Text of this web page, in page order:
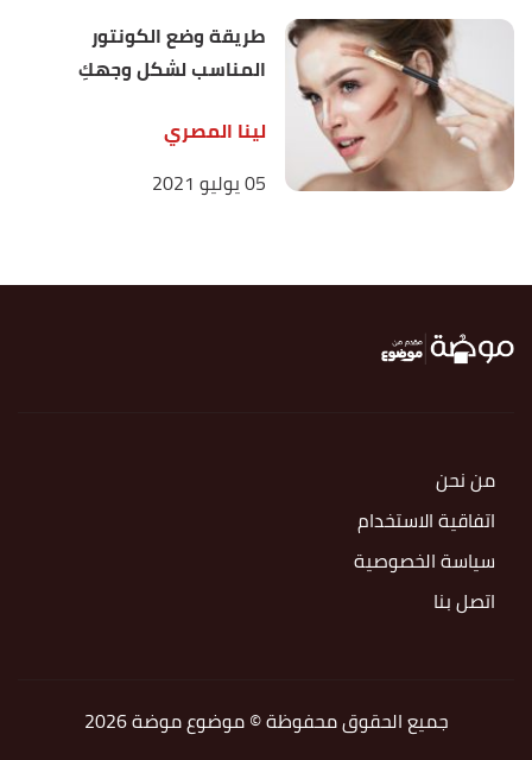
طريقة وضع الكونتور
المناسب لشكل وجهكِ
لينا المصري
05 يوليو 2021
من نحن
اتفاقية الاستخدام
سياسة الخصوصية
اتصل بنا
جميع الحقوق محفوظة © موضوع موضة 2026